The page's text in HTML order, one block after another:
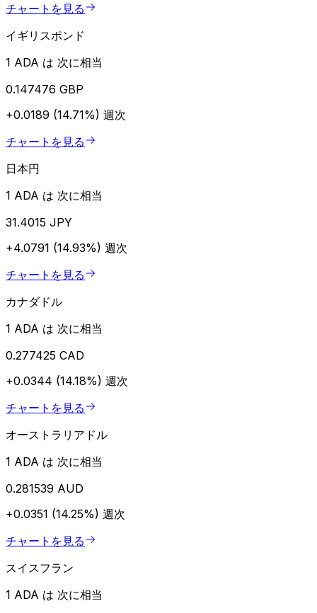
チャートを見る
イギリスポンド
1 ADA は 次に相当
0.147476 GBP
+0.0189 (14.71%) 週次
チャートを見る
日本円
1 ADA は 次に相当
31.4015 JPY
+4.0791 (14.93%) 週次
チャートを見る
カナダドル
1 ADA は 次に相当
0.277425 CAD
+0.0344 (14.18%) 週次
チャートを見る
オーストラリアドル
1 ADA は 次に相当
0.281539 AUD
+0.0351 (14.25%) 週次
チャートを見る
スイスフラン
1 ADA は 次に相当